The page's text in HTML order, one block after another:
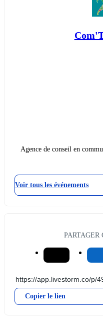
Agence de conseil en
Voir tous les événements
Copier le lien